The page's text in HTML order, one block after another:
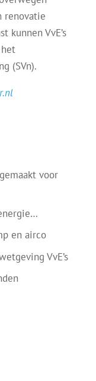
renovatie
kunnen VvE’s
(SVn).
voor
en airco
VvE’s